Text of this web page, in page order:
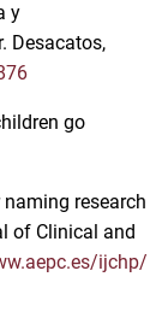
y
Desacatos,
go
naming research
of Clinical and
ijchp/